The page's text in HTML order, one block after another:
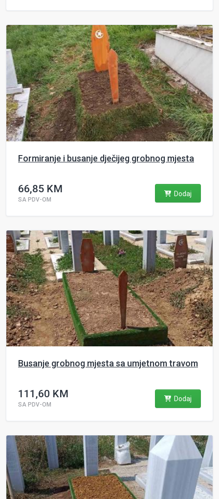
Formiranje i busanje dječijeg grobnog mjesta
66,85 KM
SA PDV-OM
Dodaj
Busanje grobnog mjesta sa umjetnom travom
111,60 KM
SA PDV-OM
Dodaj